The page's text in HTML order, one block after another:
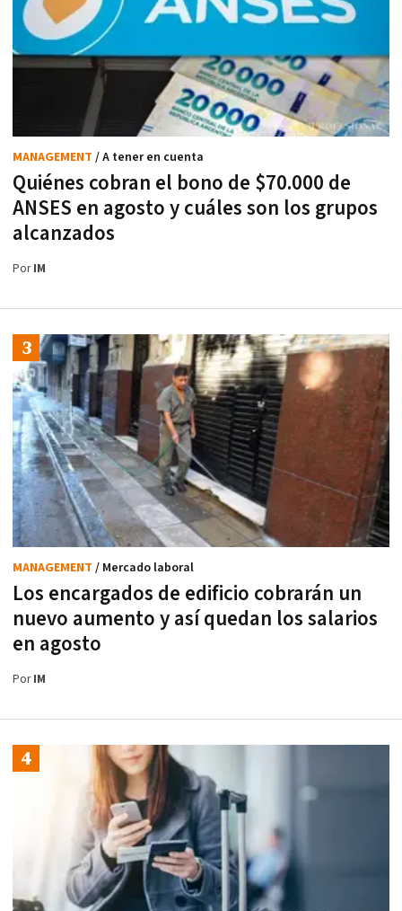
Quiénes cobran el bono de $70.000 de
ANSES en agosto y cuáles son los grupos
alcanzados
MANAGEMENT / A tener en cuenta
PorIM
Los encargados de edificio cobrarán un
nuevo aumento y así quedan los salarios
en agosto
MANAGEMENT / Mercado laboral
PorIM